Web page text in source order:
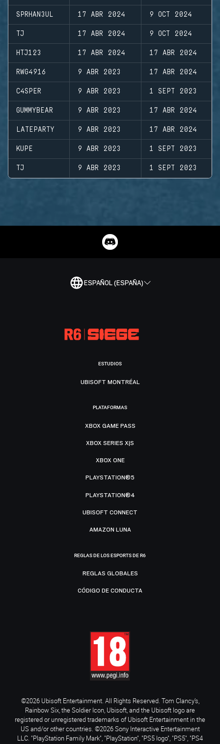
SPRHAN3UL 17 ABR 2024 9 OCT 2024
TJ 17 ABR 2024 9 OCT 2024
HTJ123 17 ABR 2024 17 ABR 2024
RWG4916 9 ABR 2023 17 ABR 2024
C4SPER 9 ABR 2023 1 SEPT 2023
GUMMYBEAR 9 ABR 2023 17 ABR 2024
LATEPARTY 9 ABR 2023 17 ABR 2024
KUPE 9 ABR 2023 1 SEPT 2023
TJ 9 ABR 2023 1 SEPT 2023
ESPAÑOL (ESPAÑA)
ESTUDIOS
UBISOFT MONTRÉAL
PLATAFORMAS
XBOX GAME PASS
XBOX SERIES X|S
XBOX ONE
PLAYSTATION®5
PLAYSTATION®4
UBISOFT CONNECT
AMAZON LUNA
REGLAS DE LOS ESPORTS DE R6
REGLAS GLOBALES
CÓDIGO DE CONDUCTA
©2026 Ubisoft Entertainment. All Rights Reserved. Tom Clancy’s,
Rainbow Six, the Soldier Icon, Ubisoft, and the Ubisoft logo are
registered or unregistered trademarks of Ubisoft Entertainment in the
US and/or other countries. ©2026 Sony Interactive Entertainment
LLC. "PlayStation Family Mark", "PlayStation", "PS5 logo", "PS5", "PS4